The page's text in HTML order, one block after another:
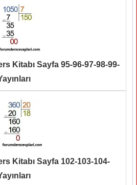
Kitabı Sayfa 95-96-97-98-99-
Kitabı Sayfa 102-103-104-